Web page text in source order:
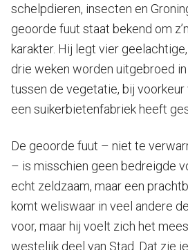
schelpdieren, insecten en
geoorde fuut staat bekend om
karakter. Hij legt vier
drie weken worden uitgebroed
tussen de vegetatie, bij voorkeur
een suikerbietenfabriek heeft
De geoorde fuut – niet te
– is misschien geen bedreigde
echt zeldzaam, maar een
komt weliswaar in veel andere
voor, maar hij voelt zich het
westelijk deel van Stad. Dat zie